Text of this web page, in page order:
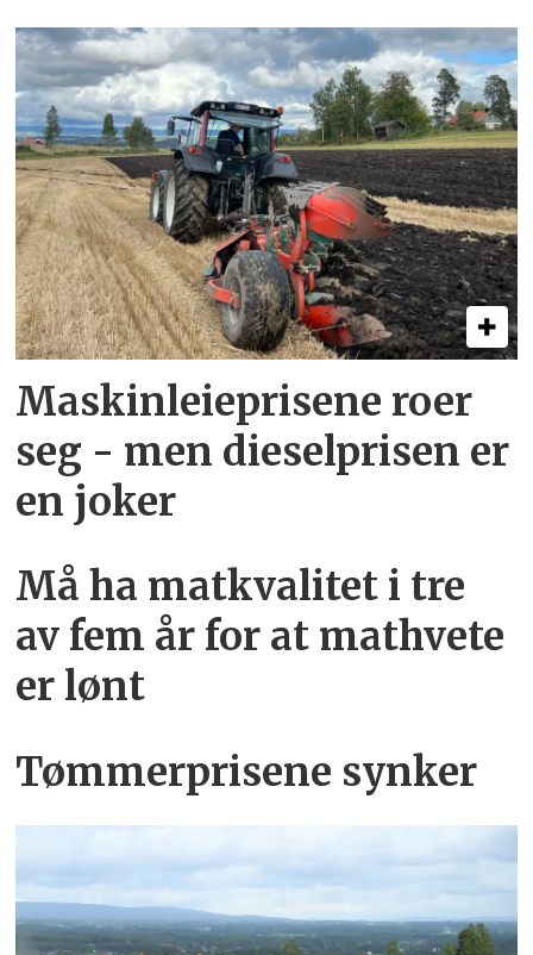
Maskinleieprisene roer
seg - men dieselprisen er
en joker
Må ha mat­kvalitet i tre
av fem år for at mathvete
er lønt
Tømmerprisene synker